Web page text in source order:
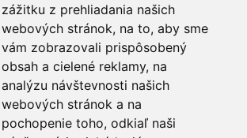
zážitku z prehliadania našich
webových stránok, na to, aby sme
vám zobrazovali prispôsobený
obsah a cielené reklamy, na
analýzu návštevnosti našich
webových stránok a na
pochopenie toho, odkiaľ naši
ZMLUVY
PORADŇA
Ako nakupovať
O drahých kovoch
Doprava a poštovné
NÁS
881556,